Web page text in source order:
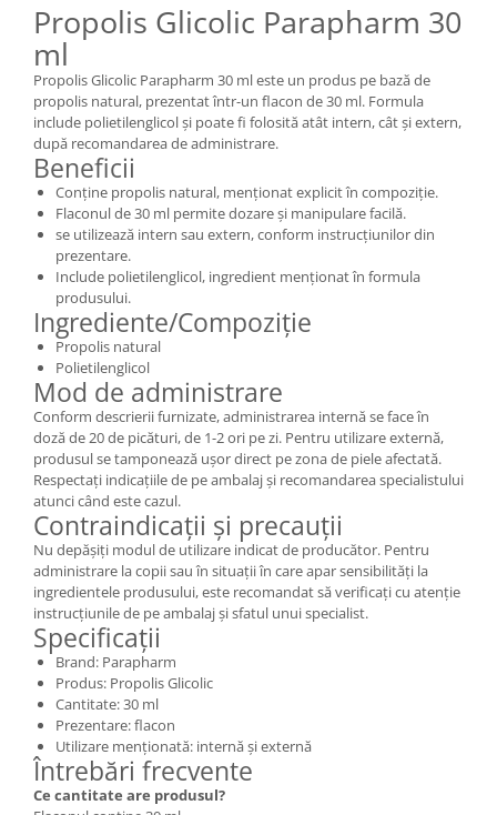
Propolis Glicolic Parapharm 30
ml
Propolis Glicolic Parapharm 30 ml este un produs pe bază de
propolis natural, prezentat într-un flacon de 30 ml. Formula
include polietilenglicol și poate fi folosită atât intern, cât și extern,
după recomandarea de administrare.
Beneficii
Conține propolis natural, menționat explicit în compoziție.
Flaconul de 30 ml permite dozare și manipulare facilă.
se utilizează intern sau extern, conform instrucțiunilor din
prezentare.
Include polietilenglicol, ingredient menționat în formula
produsului.
Ingrediente/Compoziție
Propolis natural
Polietilenglicol
Mod de administrare
Conform descrierii furnizate, administrarea internă se face în
doză de 20 de picături, de 1-2 ori pe zi. Pentru utilizare externă,
produsul se tamponează ușor direct pe zona de piele afectată.
Respectați indicațiile de pe ambalaj și recomandarea specialistului
atunci când este cazul.
Contraindicații și precauții
Nu depășiți modul de utilizare indicat de producător. Pentru
administrare la copii sau în situații în care apar sensibilități la
ingredientele produsului, este recomandat să verificați cu atenție
instrucțiunile de pe ambalaj și sfatul unui specialist.
Specificații
Brand: Parapharm
Produs: Propolis Glicolic
Cantitate: 30 ml
Prezentare: flacon
Utilizare menționată: internă și externă
Întrebări frecvente
Ce cantitate are produsul?